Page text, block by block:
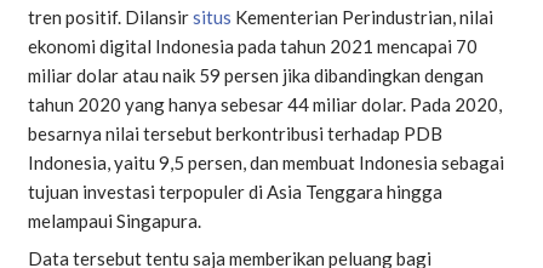
tren positif. Dilansirsitus Kementerian Perindustrian, nilai
ekonomi digital Indonesia pada tahun 2021 mencapai 70
miliar dolar atau naik 59 persen jika dibandingkan dengan
tahun 2020 yang hanya sebesar 44 miliar dolar. Pada 2020,
besarnya nilai tersebut berkontribusi terhadap PDB
Indonesia, yaitu 9,5 persen, dan membuat Indonesia sebagai
tujuan investasi terpopuler di Asia Tenggara hingga
melampaui Singapura.
Data tersebut tentu saja memberikan peluang bagi